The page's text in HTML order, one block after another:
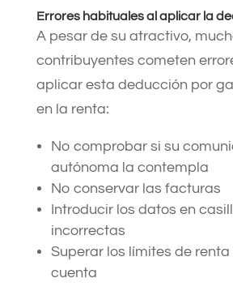
Errores habituales al aplicar la
A pesar de su atractivo,
contribuyentes cometen
aplicar esta deducción por
en la renta:
No comprobar si su
autónoma la contempla
No conservar las facturas
Introducir los datos en
incorrectas
Superar los límites de
cuenta